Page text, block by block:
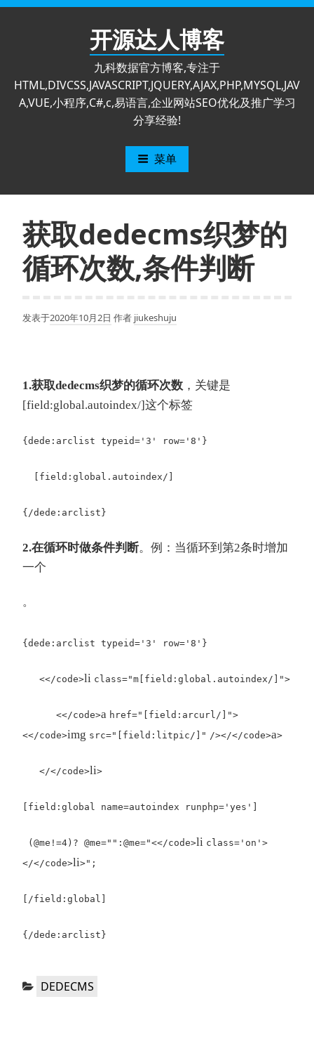
跳
开源达人博客
九科数据官方博客,专注于
HTML,DIVCSS,JAVASCRIPT,JQUERY,AJAX,PHP,MYSQL,JAV
A,VUE,小程序,C#,c,易语言,企业网站SEO优化及推广学习
分享经验!
菜单
获取dedecms织梦的
循环次数,条件判断
发表于2020年10月2日 作者 jiukeshuju
1.获取dedecms织梦的循环次数 ，关键是
[field:global.autoindex/]这个标签
{dede:arclist typeid='3' row='8'}
[field:global.autoindex/]
{/dede:arclist}
2.在循环时做条件判断。例：当循环到第2条时增加
一个
。
{dede:arclist typeid='3' row='8'}
<</code>li class="m[field:global.autoindex/]">
<</code>a href="[field:arcurl/]">
<</code>img src="[field:litpic/]" /></</code>a>
</</code>li>
[field:global name=autoindex runphp='yes']
(@me!=4)? @me="":@me="<</code>li class= 'on' >
</</code>li>";
[/field:global]
{/dede:arclist}
分
DEDECMS